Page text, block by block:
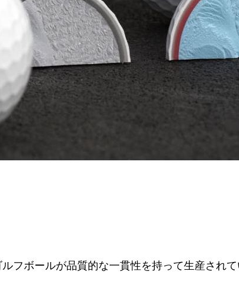
フボールが品質的な一貫性を持って生産され